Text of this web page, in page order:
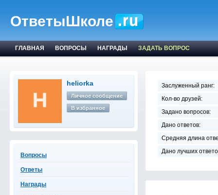
ОтветыШколе
ГЛАВНАЯ ВОПРОСЫ НАГРАДЫ ЗАДАТЬ ВОПРОС
heliorka
Личное сообщение
В избранное
Вопросы
Ответы
Награды
Заслуженный ранг:
Кол-во друзей:
Задано вопросов:
Дано ответов:
Средняя длина
Дано лучших